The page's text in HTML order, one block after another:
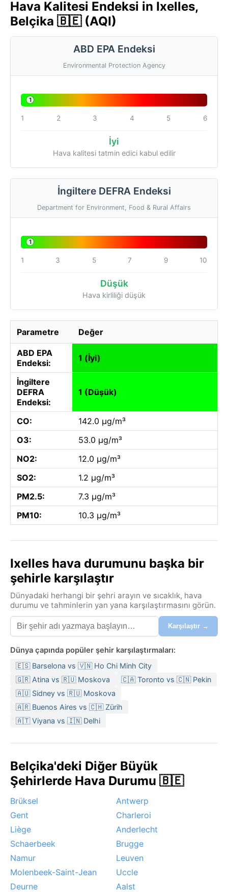
Hava Kalitesi Endeksi in Ixelles,
Belçika 🇧🇪 (AQI)
ABD EPA Endeksi
Environmental Protection Agency
1
1 2 3 4 5 6
İyi
Hava kalitesi tatmin edici kabul edilir
İngiltere DEFRA Endeksi
Department for Environment, Food & Rural Affairs
1
1 3 5 7 9 10
Düşük
Hava kirliliği düşük
Parametre Değer
ABD EPA
Endeksi:
1 (İyi)
İngiltere
DEFRA
Endeksi:
1 (Düşük)
CO:
142.0 µg/m³
O3:
53.0 µg/m³
NO2:
12.0 µg/m³
SO2:
1.2 µg/m³
PM2.5:
7.3 µg/m³
PM10:
10.3 µg/m³
Ixelles hava durumunu başka bir
şehirle karşılaştır
Dünyadaki herhangi bir şehri arayın ve sıcaklık, hava
durumu ve tahminlerin yan yana karşılaştırmasını görün.
Karşılaştır →
Dünya çapında popüler şehir karşılaştırmaları:
🇪🇸 Barselona vs 🇻🇳 Ho Chi Minh City
🇬🇷 Atina vs 🇷🇺 Moskova
🇨🇦 Toronto vs 🇨🇳 Pekin
🇦🇺 Sidney vs 🇷🇺 Moskova
🇦🇷 Buenos Aires vs 🇨🇭 Zürih
🇦🇹 Viyana vs 🇮🇳 Delhi
Belçika'deki Diğer Büyük
Şehirlerde Hava Durumu 🇧🇪
Brüksel
Antwerp
Gent
Charleroi
Liège
Anderlecht
Schaerbeek
Brugge
Namur
Leuven
Molenbeek-Saint-Jean
Uccle
Deurne
Aalst